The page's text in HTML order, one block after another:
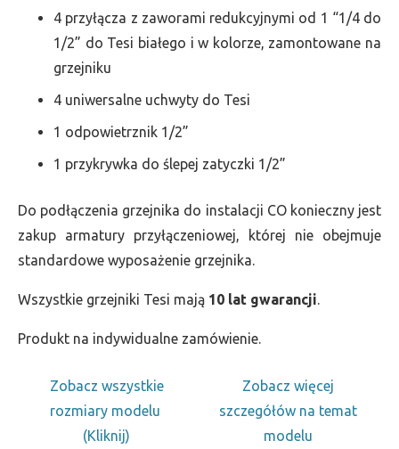
4 przyłącza z zaworami redukcyjnymi od 1 “1/4 do
1/2” do Tesi białego i w kolorze, zamontowane na
grzejniku
4 uniwersalne uchwyty do Tesi
1 odpowietrznik 1/2”
1 przykrywka do ślepej zatyczki 1/2”
Do podłączenia grzejnika do instalacji CO konieczny jest
zakup armatury przyłączeniowej, której nie obejmuje
standardowe wyposażenie grzejnika.
Wszystkie grzejniki Tesi mają 10 lat gwarancji.
Produkt na indywidualne zamówienie.
Zobacz wszystkie
rozmiary modelu
(Kliknij)
Zobacz więcej
szczegółów na temat
modelu